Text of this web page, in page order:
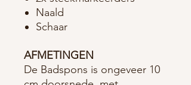
Naald
Schaar
AFMETINGEN
De Badspons is ongeveer 10